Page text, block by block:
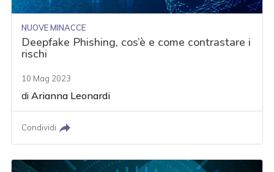
NUOVE MINACCE
Deepfake Phishing, cos’è e come contrastare i
rischi
10 Mag 2023
diArianna Leonardi
Condividi